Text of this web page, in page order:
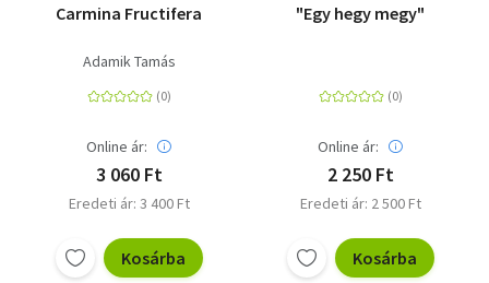
Carmina Fructifera
Adamik Tamás
Online ár:
3 060 Ft
Eredeti ár: 3 400 Ft
Kosárba
"Egy hegy megy"
Online ár:
2 250 Ft
Eredeti ár: 2 500 Ft
Kosárba